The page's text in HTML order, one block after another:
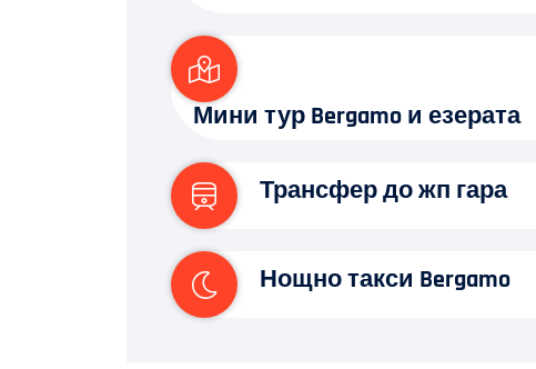
Мини тур Bergamo и езерата
Трансфер до жп гара
Нощно такси Bergamo